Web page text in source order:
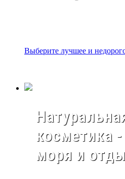
Выберите лучшее и
косметика
моря и